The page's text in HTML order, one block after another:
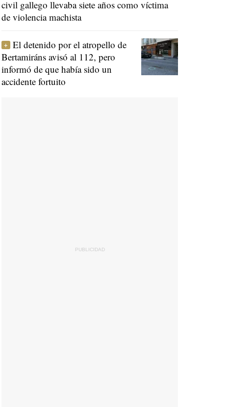
civil gallego llevaba siete años como víctima
de violencia machista
El detenido por el atropello de
Bertamiráns avisó al 112, pero
informó de que había sido un
accidente fortuito